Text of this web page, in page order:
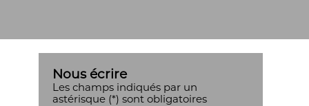
Nous écrire
Les champs indiqués par un
astérisque (*) sont obligatoires